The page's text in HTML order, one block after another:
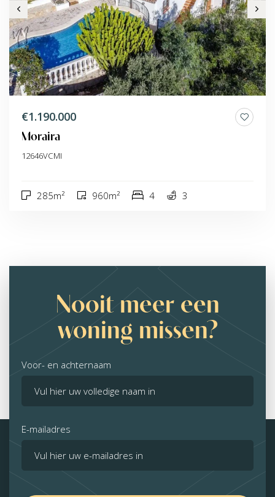
€1.190.000
Moraira
12646VCMI
285m² 960m² 4 3
Nooit meer een
woning missen?
Voor- en achternaam
E-mailadres